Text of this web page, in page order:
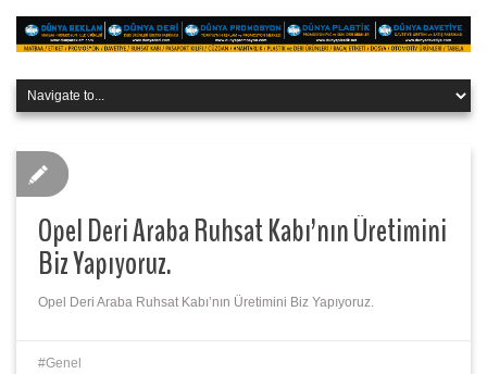
Opel Deri Araba Ruhsat Kabı’nın Üretimini
Biz Yapıyoruz.
Opel Deri Araba Ruhsat Kabı’nın Üretimini Biz Yapıyoruz.
Genel